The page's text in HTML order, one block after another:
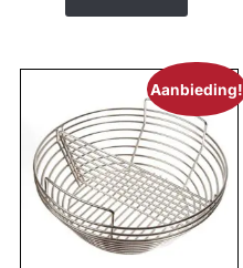
Aanbieding!